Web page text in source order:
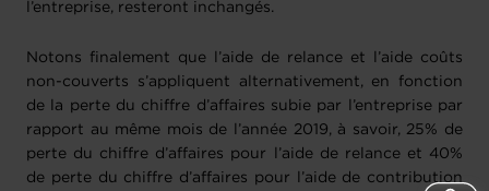
l’entreprise, resteront inchangés.
Notons finalement que l’aide de relance et l’aide coûts
non-couverts s’appliquent alternativement, en fonction
de la perte du chiffre d’affaires subie par l’entreprise par
rapport au même mois de l’année 2019, à savoir, 25% de
perte du chiffre d’affaires pour l’aide de relance et 40%
de perte du chiffre d’affaires pour l’aide de contribution